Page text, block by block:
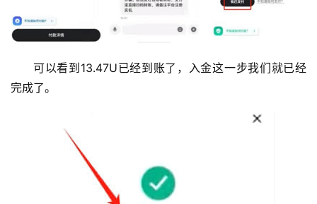
可以看到13.47U已经到账了，入金这一步我们就已经
完成了。